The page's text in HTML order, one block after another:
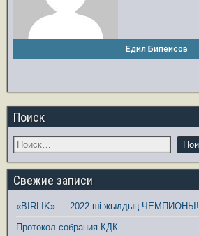
Едил Бипеисов
Поиск
Свежие записи
«BIRLIK» — 2022-ші жылдың ЧЕМПИОНЫ!
Протокол собрания КДК